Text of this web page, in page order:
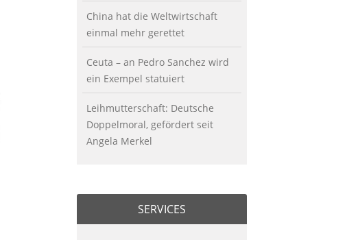
China hat die Weltwirtschaft
einmal mehr gerettet
Ceuta – an Pedro Sanchez wird
ein Exempel statuiert
Leihmutterschaft: Deutsche
Doppelmoral, gefördert seit
Angela Merkel
SERVICES